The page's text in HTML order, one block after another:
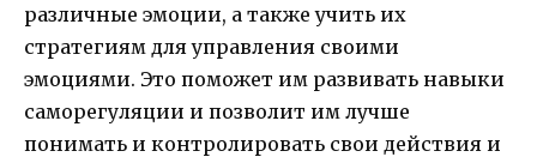
различные эмоции, а также учить их
стратегиям для управления своими
эмоциями. Это поможет им развивать навыки
саморегуляции и позволит им лучше
понимать и контролировать свои действия и